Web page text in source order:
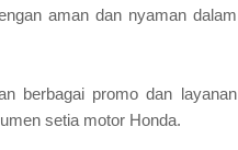
aman dan nyaman dalam
berbagai promo dan layanan
setia motor Honda.